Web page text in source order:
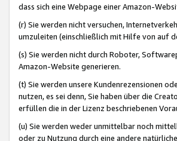
dass sich eine Webpage einer Amazon-
(r) Sie werden nicht versuchen,
umzuleiten (einschließlich mit Hilfe von auf
(s) Sie werden nicht durch Roboter,
Amazon-Website generieren.
(t) Sie werden unsere Kundenrezensionen
nutzen, es sei denn, Sie haben über die
erfüllen die in der Lizenz beschriebenen
(u) Sie werden weder unmittelbar noch
oder zu Nutzung durch eine andere